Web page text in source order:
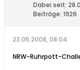
Dabei seit:
Beiträge: 1926
23.05.2008, 08:04
NRW-Ruhrpott-